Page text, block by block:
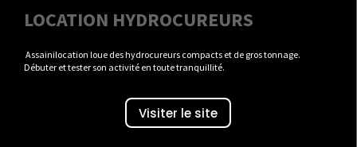
LOCATION HYDROCUREURS
Assainilocation loue des hydrocureurs compacts et de gros tonnage.
Débuter et tester son activité en toute tranquillité.
Visiter le site